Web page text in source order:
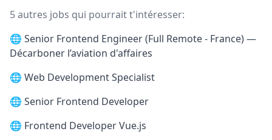
5 autres jobs qui pourrait t'intéresser:
🌐 Senior Frontend Engineer (Full Remote - France) —
Décarboner l’aviation d'affaires
🌐 Web Development Specialist
🌐 Senior Frontend Developer
🌐 Frontend Developer Vue.js